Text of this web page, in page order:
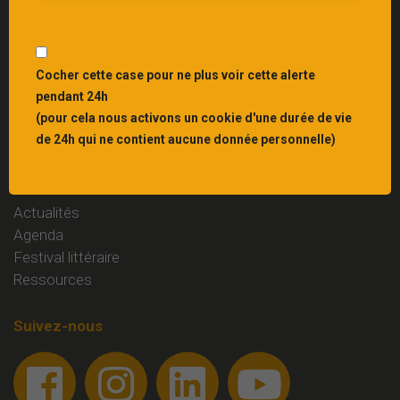
Interbibly, centre de ressources du livre et du
Liens
Mentions légales
Contact
Actualités
Agenda
Festival littéraire
Ressources
Suivez-nous
Cocher cette case pour ne plus voir cette alerte
pendant 24h
(pour cela nous activons un cookie d'une durée de vie
de 24h qui ne contient aucune donnée personnelle)